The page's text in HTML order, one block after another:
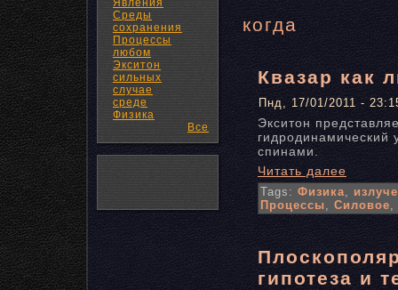
Явления
Среды
сохранения
Процессы
любом
Экситон
сильных
случае
среде
Физика
Все
когда
Квазар как
Пнд, 17/01/2011 -
Экситон
спинами.
Читать далее
Tags: Физика,
Процессы, Силовое,
гипотеза и